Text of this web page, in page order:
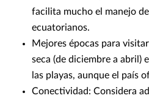
facilita mucho el manejo
ecuatorianos.
Mejores épocas para
seca (de diciembre a abril)
las playas, aunque el país
Conectividad: Considera